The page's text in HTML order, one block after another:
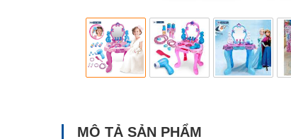
MÔ TẢ SẢN PHẨM